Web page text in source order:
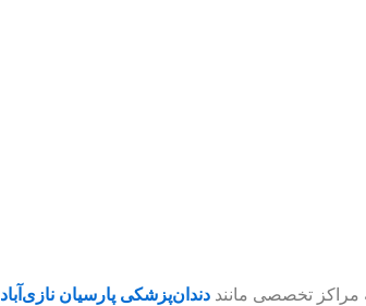
مراکز تخصصی مانند دندان‌پزشکی پارسیان نازی‌آباد